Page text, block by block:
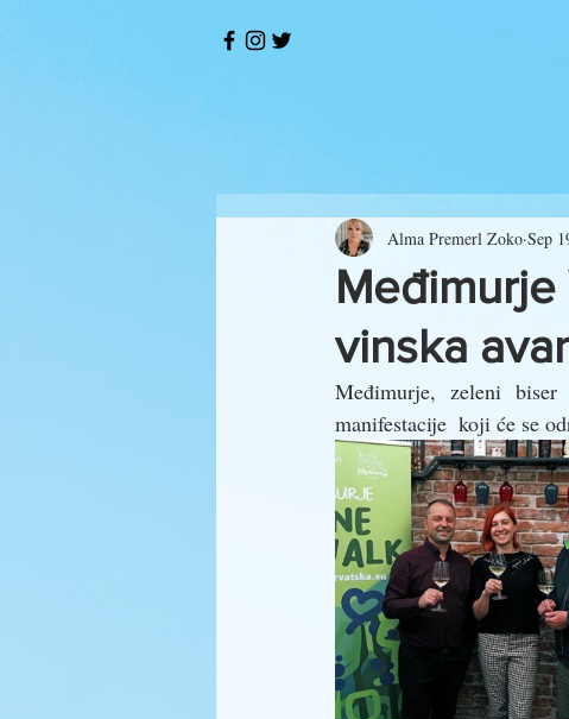
vinska
Alma Premerl Zoko Sep
Međimurje, zeleni
manifestacije  koji će se